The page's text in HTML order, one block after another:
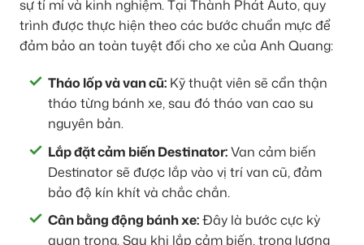
sự tỉ mỉ và kinh nghiệm. Tại Thành Phát Auto, quy
trình được thực hiện theo các bước chuẩn mực để
đảm bảo an toàn tuyệt đối cho xe của Anh Quang:
Tháo lốp và van cũ: Kỹ thuật viên sẽ cẩn thận
tháo từng bánh xe, sau đó tháo van cao su
nguyên bản.
Lắp đặt cảm biến Destinator:Van cảm biến
Destinator sẽ được lắp vào vị trí van cũ, đảm
bảo độ kín khít và chắc chắn.
Cân bằng động bánh xe:Đây là bước cực kỳ
quan trọng. Sau khi lắp cảm biến, trọng lượng